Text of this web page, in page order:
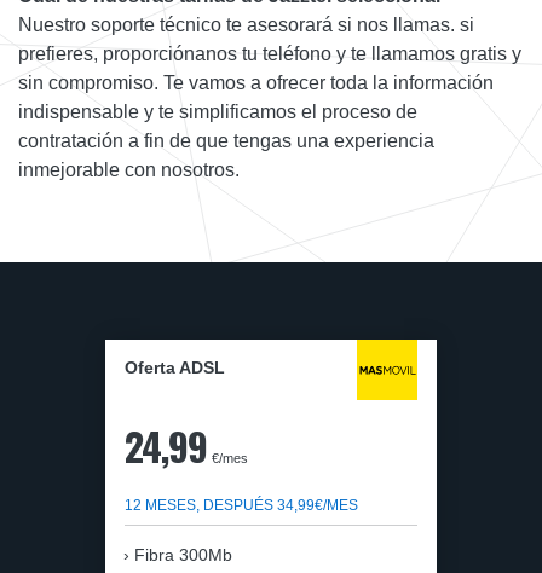
Nuestro soporte técnico te asesorará si nos llamas. si
prefieres, proporciónanos tu teléfono y te llamamos gratis y
sin compromiso. Te vamos a ofrecer toda la información
indispensable y te simplificamos el proceso de
contratación a fin de que tengas una experiencia
inmejorable con nosotros.
Oferta ADSL
24,99 €/mes
12 MESES, DESPUÉS 34,99€/MES
Fibra 300Mb